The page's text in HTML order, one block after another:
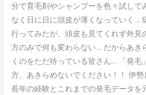
分で育毛剤やシャンプーを色々試して
なく日に日に頭皮が薄くなっていく…
行ってみたが、頭皮も見てくれず外見
方のみで何も変わらない… だからあき
くのをただ待っている皆さん… 「発毛
方、あきらめないでください！！ 伊勢
長年の経験とこれまでの発毛データを